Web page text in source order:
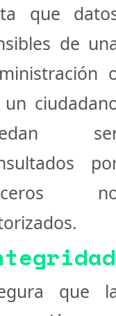
que
de
que